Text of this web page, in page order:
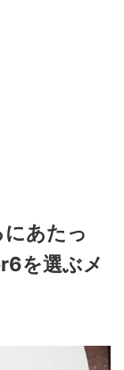
あたっ
を選ぶメ